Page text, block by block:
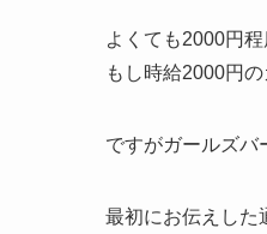
よくても2000円
もし時給2000円
ですがガールズバ
最初にお伝えした